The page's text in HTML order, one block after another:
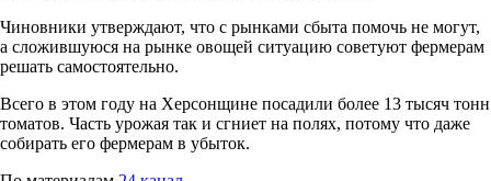
Чиновники утверждают, что с рынками сбыта помочь не могут,
а сложившуюся на рынке овощей ситуацию советуют фермерам
решать самостоятельно.
Всего в этом году на Херсонщине посадили более 13 тысяч тонн
томатов. Часть урожая так и сгниет на полях, потому что даже
собирать его фермерам в убыток.